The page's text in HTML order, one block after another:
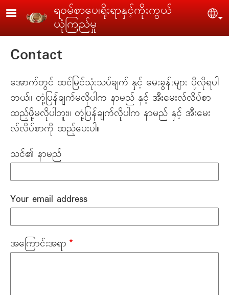
Skip to main contentရဝမ်စာပေ၊ရိုးရာနှင့်ကိုးကွယ်
ယုံကြည်မှု
Contact
အောက်တွင် ထင်မြင်သုံးသပ်ချက် နှင့် မေးခွန်းများ ပို့လိုရပါ
တယ်။ တုံ့ပြန်ချက်မလိုပါက နာမည် နှင့် အီးမေးလ်လိပ်စာ
ထည့်ဖို့မလိုပါဘူး။ တုံ့ပြန်ချက်လိုပါက နာမည် နှင့် အီးမေး
လ်လိပ်စာကို ထည့်ပေးပါ။
သင်၏ နာမည်
Your email address
အကြောင်းအရာ